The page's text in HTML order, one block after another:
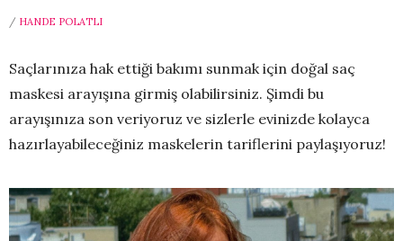
/ HANDE POLATLI
Saçlarınıza hak ettiği bakımı sunmak için doğal saç
maskesi arayışına girmiş olabilirsiniz. Şimdi bu
arayışınıza son veriyoruz ve sizlerle evinizde kolayca
hazırlayabileceğiniz maskelerin tariflerini paylaşıyoruz!